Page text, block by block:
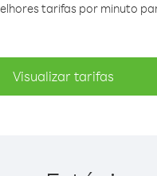
tarifas por minuto
Visualizar tarifas